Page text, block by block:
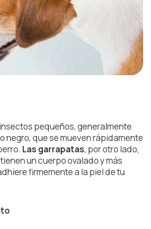
pequeños, generalmente
negro, que se mueven rápidamente
Las garrapatas, por otro lado,
un cuerpo ovalado y más
firmemente a la piel de tu